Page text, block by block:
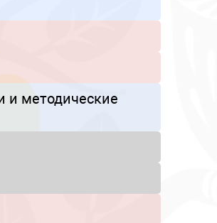
и методические